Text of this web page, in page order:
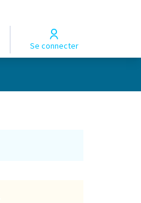
Se connecter